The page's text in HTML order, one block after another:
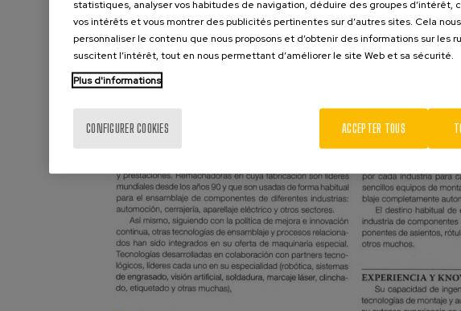
statistiques, analyser vos habitudes de navigation, déduire des groupes d’intérêt,
vos intérêts et vous montrer des publicités pertinentes sur d’autres sites. Cela
personnaliser le contenu que nous proposons et d’obtenir des informations sur les
suscitent l’intérêt, tout en nous permettant d’améliorer le site Web et sa sécurité.
Plus d'informations
CONFIGURER COOKIES ACCEPTER TOUS